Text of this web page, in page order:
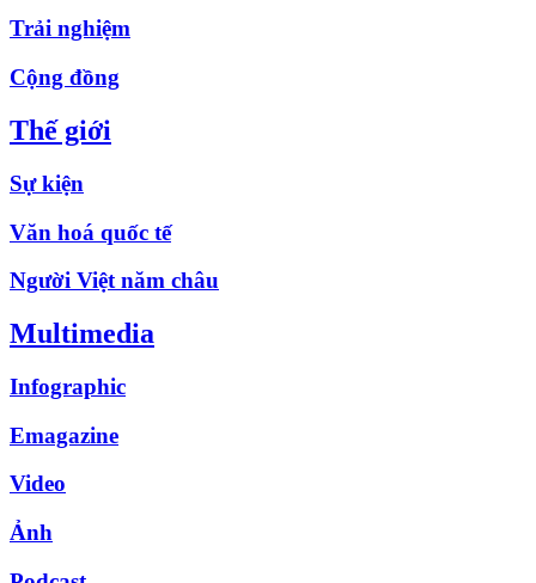
Trải nghiệm
Cộng đồng
Thế giới
Sự kiện
Văn hoá quốc tế
Người Việt năm châu
Multimedia
Infographic
Emagazine
Video
Ảnh